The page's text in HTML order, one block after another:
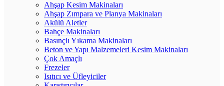
Ahşap Kesim Makinaları
Ahşap Zımpara ve Planya Makinaları
Akülü Aletler
Bahçe Makinaları
Basınçlı Yıkama Makinaları
Beton ve Yapı Malzemeleri Kesim Makinaları
Çok Amaçlı
Frezeler
Isıtıcı ve Üfleyiciler